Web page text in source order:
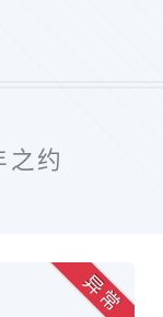
之约
异 常